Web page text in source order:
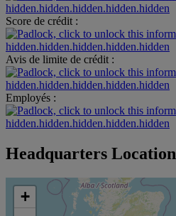
hidden.hidden.hidden.hidden.hidden
Score de crédit :
hidden.hidden.hidden.hidden.hidden
Avis de limite de crédit :
hidden.hidden.hidden.hidden.hidden
Employés :
hidden.hidden.hidden.hidden.hidden
Headquarters Location
+